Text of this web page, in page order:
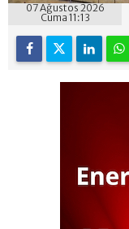
07 Ağustos 2026
Cuma 11:13